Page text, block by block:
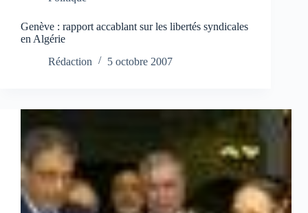
Genève : rapport accablant sur les libertés syndicales
en Algérie
Rédaction
5 octobre 2007